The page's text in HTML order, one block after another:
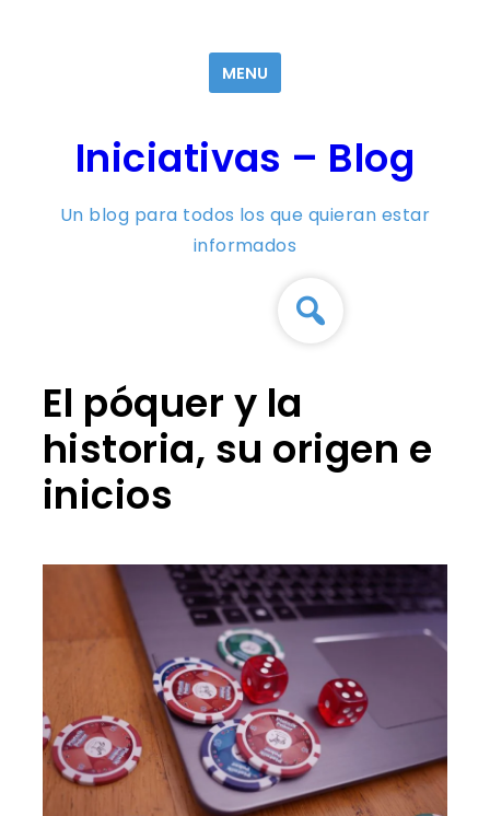
MENU
Iniciativas – Blog
Un blog para todos los que quieran estar
informados
El póquer y la
historia, su origen e
inicios